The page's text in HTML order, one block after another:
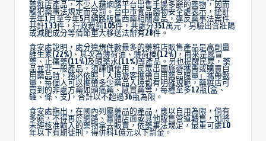
藥粧店產品，不少人藉網路平台出售手邊多餘的藥物，因而
觸犯藥事法規定而受罰。台中市食品藥物安全處表示，統計
去年1月至今年5月網路販售西藥相關產品，違反藥事法案件
共計133件，行政裁罰105件，共處分351萬元，另驗出含壯陽
或減肥成分等情節重大移送法辦有28件。
食安處說明，處分違規件數最多的藥粧店販售產品是高劑量
維生素(22%)、其次為薄荷油、薄荷棒(12%)，再來是感冒
藥、止痛藥(11%)及眼藥水(11%)等產品。另也提醒民眾，藥
品並非一般產品，須謹慎使用，民眾出國旅遊攜帶或購買自
用藥品時，務必依照「入境旅客攜帶自用藥品限量」攜帶數
量，每個人可以攜帶多少藥品入境都有明確規範，藥粧店可
買到的非處方藥如頭痛藥、感冒藥等，每種至多12瓶(盒、
罐、條、支)，合計以不超過36瓶為限。
食安處指出，在國內列屬藥品的產品，應以自用為限，倘有
多餘，不得再於網路、實體店面或其他販售管道轉售，如將
未經核准輸入的藥物拿去販賣，依藥事法規定，最重可處10
年以下有期徒刑，得併科1億元以下罰金。